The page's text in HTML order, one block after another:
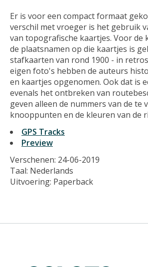
Er is voor een compact formaat
verschil met vroeger is het gebruik
van topografische kaartjes. Voor de
de plaatsnamen op die kaartjes is
stafkaarten van rond 1900 - in
eigen foto's hebben de auteurs
en kaartjes opgenomen. Ook dat is
evenals het ontbreken van
geven alleen de nummers van de te
knooppunten en de kleuren van de
GPS Tracks
Preview
Verschenen: 24-06-2019
Taal: Nederlands
Uitvoering: Paperback